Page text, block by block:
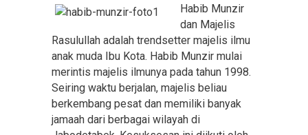
Habib Munzir
dan Majelis
Rasulullah adalah trendsetter majelis ilmu
anak muda Ibu Kota. Habib Munzir mulai
merintis majelis ilmunya pada tahun 1998.
Seiring waktu berjalan, majelis beliau
berkembang pesat dan memiliki banyak
jamaah dari berbagai wilayah di